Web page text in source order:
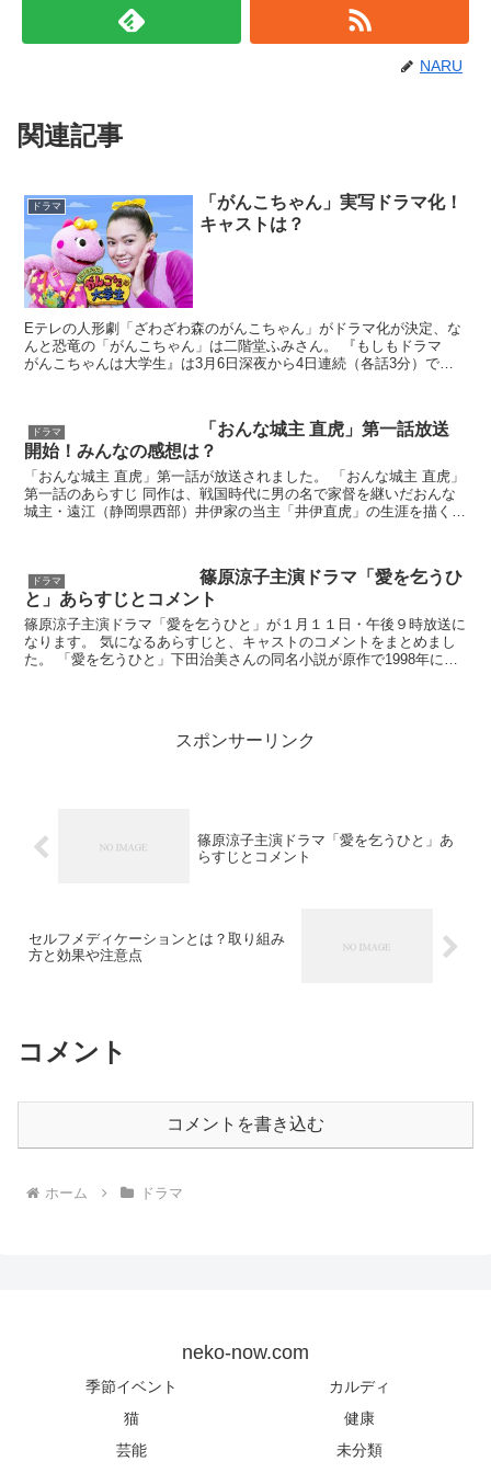
NARU
関連記事
ドラマ
「がんこちゃん」実写ドラマ化！
キャストは？
Eテレの人形劇「ざわざわ森のがんこちゃん」がドラマ化が決定、な
んと恐竜の「がんこちゃん」は二階堂ふみさん。 『もしもドラマ
がんこちゃんは大学生』は3月6日深夜から4日連続（各話3分）で放
ドラマ
「おんな城主 直虎」第一話放送
開始！みんなの感想は？
「おんな城主 直虎」第一話が放送されました。 「おんな城主 直虎」
第一話のあらすじ 同作は、戦国時代に男の名で家督を継いだおんな
城主・遠江（静岡県西部）井伊家の当主「井伊直虎」の生涯を描く。
ドラマ
篠原涼子主演ドラマ「愛を乞うひ
と」あらすじとコメント
篠原涼子主演ドラマ「愛を乞うひと」が１月１１日・午後９時放送に
なります。 気になるあらすじと、キャストのコメントをまとめまし
た。 「愛を乞うひと」下田治美さんの同名小説が原作で1998年に原
スポンサーリンク
篠原涼子主演ドラマ「愛を乞うひと」あ
らすじとコメント
セルフメディケーションとは？取り組み
方と効果や注意点
コメント
コメントを書き込む
ホーム ドラマ
neko-now.com
季節イベント
カルディ
猫
健康
芸能
未分類